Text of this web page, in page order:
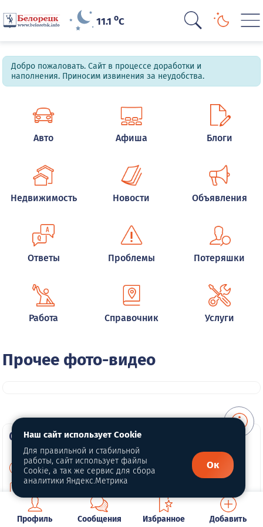
11.1oC
Добро пожаловать. Сайт в процессе доработки и
наполнения. Приносим извинения за неудобства.
Авто Афиша Блоги
Недвижимость Новости Объявления
Ответы Проблемы Потеряшки
Работа Справочник Услуги
Прочее фото-видео
О портале
О нас
Для правообладателей
Политика конфиденциальности
Профиль Сообщения Избранное Добавить
Наш сайт использует Cookie
Для правильной и стабильной
работы, сайт использует файлы
Cookie, а так же сервис для сбора
аналитики Яндекс.Метрика
Ок